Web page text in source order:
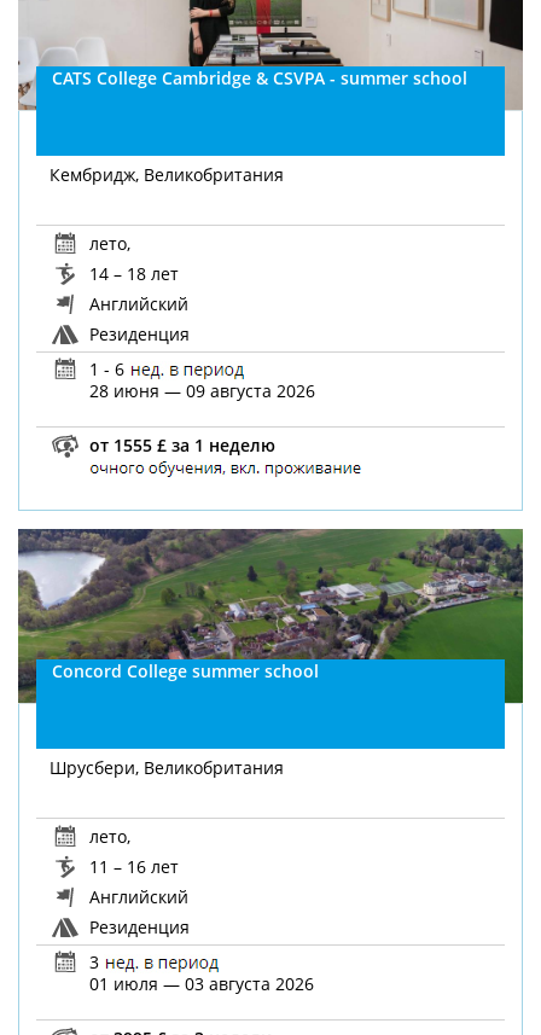
CATS College Cambridge & CSVPA - summer school
Кембридж, Великобритания
лето,
14 – 18 лет
Английский
Резиденция
1 - 6
28 июня — 09 августа 2026
от 1555 £ за 1 неделю
Concord College summer school
Шрусбери, Великобритания
лето,
11 – 16 лет
Английский
Резиденция
3
01 июля — 03 августа 2026